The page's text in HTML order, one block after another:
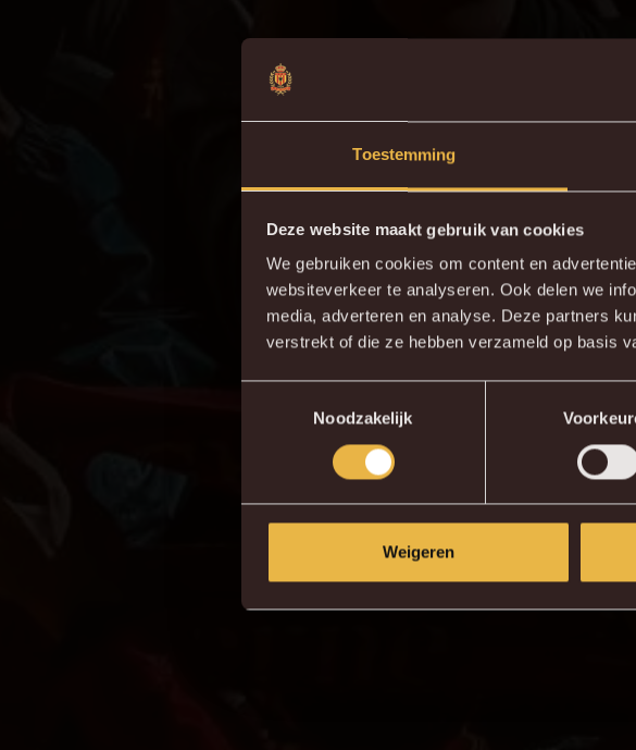
Toestemming
Deze website maakt gebruik van cookies
We gebruiken cookies om content en
websiteverkeer te analyseren. Ook delen we
media, adverteren en analyse. Deze partners
verstrekt of die ze hebben verzameld op basis
Noodzakelijk
Weigeren